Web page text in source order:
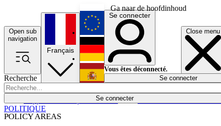
Ga naar de hoofdinhoud
Open sub
navigation
Close menu
Recherche
Se connecter
POLICY AREAS
Économie
Français
English
Deutsch
Español
Se connecter
Vous êtes déconnecté.
Se connecter
POLITIQUE